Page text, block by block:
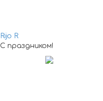
Rijo R
С праздником!